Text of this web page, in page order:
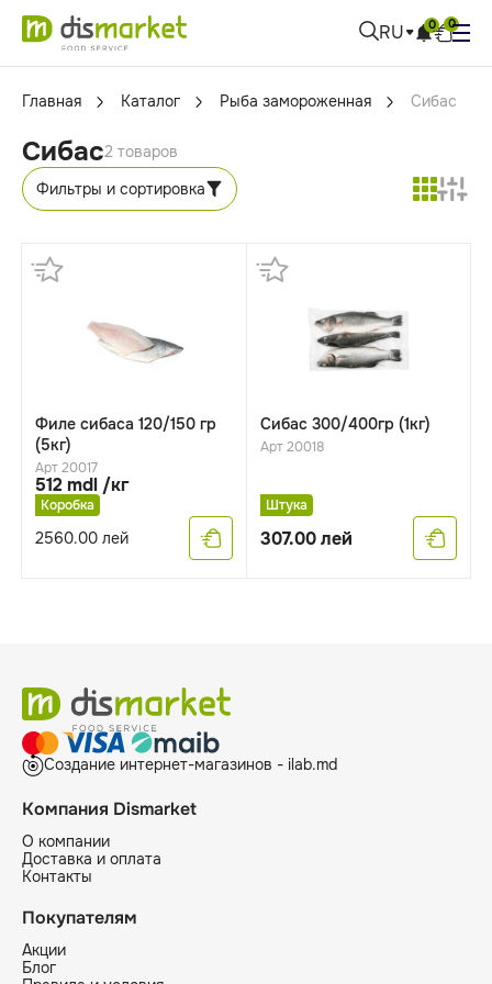
RU 0 0
Главная Каталог Рыба замороженная Сибас
Сибас2 товаров
Фильтры и сортировка
Филе сибаса 120/150 гр
(5кг)
Арт 20017
512 mdl /кг
Коробка
2560.00 лей
Cибас 300/400гр (1кг)
Арт 20018
Штука
307.00лей
Создание интернет-магазинов - ilab.md
Компания Dismarket
О компании
Доставка и оплата
Контакты
Покупателям
Акции
Блог